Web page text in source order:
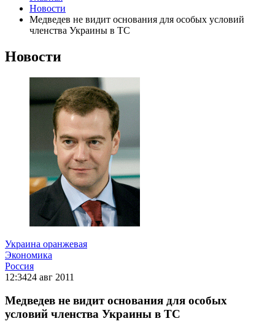
Новости
Медведев не видит основания для особых условий
членства Украины в ТС
Новости
Украина оранжевая
Экономика
Россия
12:3424 авг 2011
Медведев не видит основания для особых
условий членства Украины в ТС